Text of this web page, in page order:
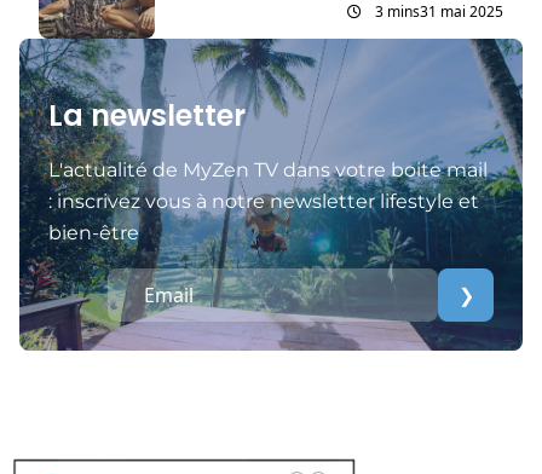
3 mins31 mai 2025
La newsletter
L'actualité de MyZen TV dans votre boite mail
: inscrivez vous à notre newsletter lifestyle et
bien-être
❯